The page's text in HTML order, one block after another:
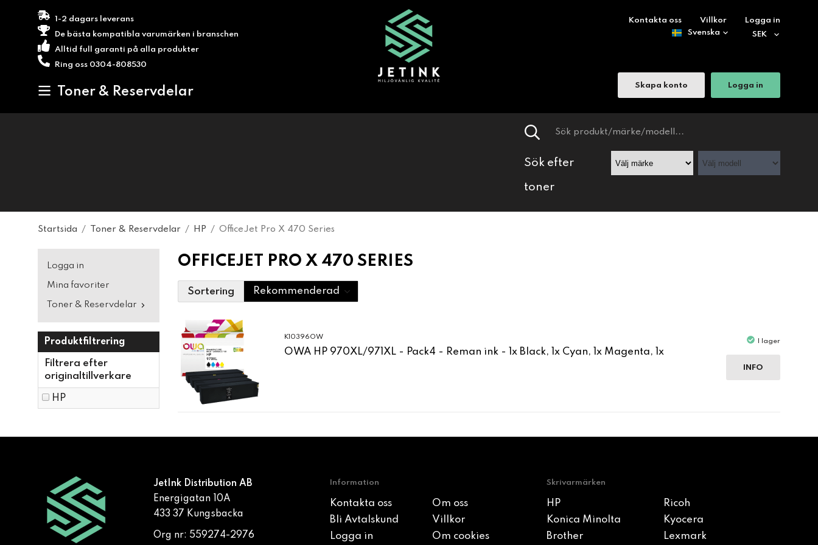
1-2 dagars leverans
De bästa kompatibla varumärken i branschen
Alltid full garanti på alla produkter
Ring oss 0304-808530
Toner & Reservdelar
Kontakta oss Villkor Logga in
Skapa konto Logga in
Sök efter
toner
Startsida / Toner & Reservdelar / HP / OfficeJet Pro X 470 Series
Logga in
Mina favoriter
Toner & Reservdelar
Produktfiltrering
Filtrera efter
originaltillverkare
HP
OFFICEJET PRO X 470 SERIES
Sortering
K10396OW
OWA HP 970XL/971XL - Pack4 - Reman ink - 1x Black, 1x Cyan, 1x Magenta, 1x
I lager
INFO
JetInk Distribution AB
Energigatan 10A
433 37 Kungsbacka
Org nr: 559274-2976
Information
Kontakta oss
Om oss
Bli Avtalskund
Villkor
Logga in
Om cookies
Skrivarmärken
HP
Ricoh
Konica Minolta
Kyocera
Brother
Lexmark